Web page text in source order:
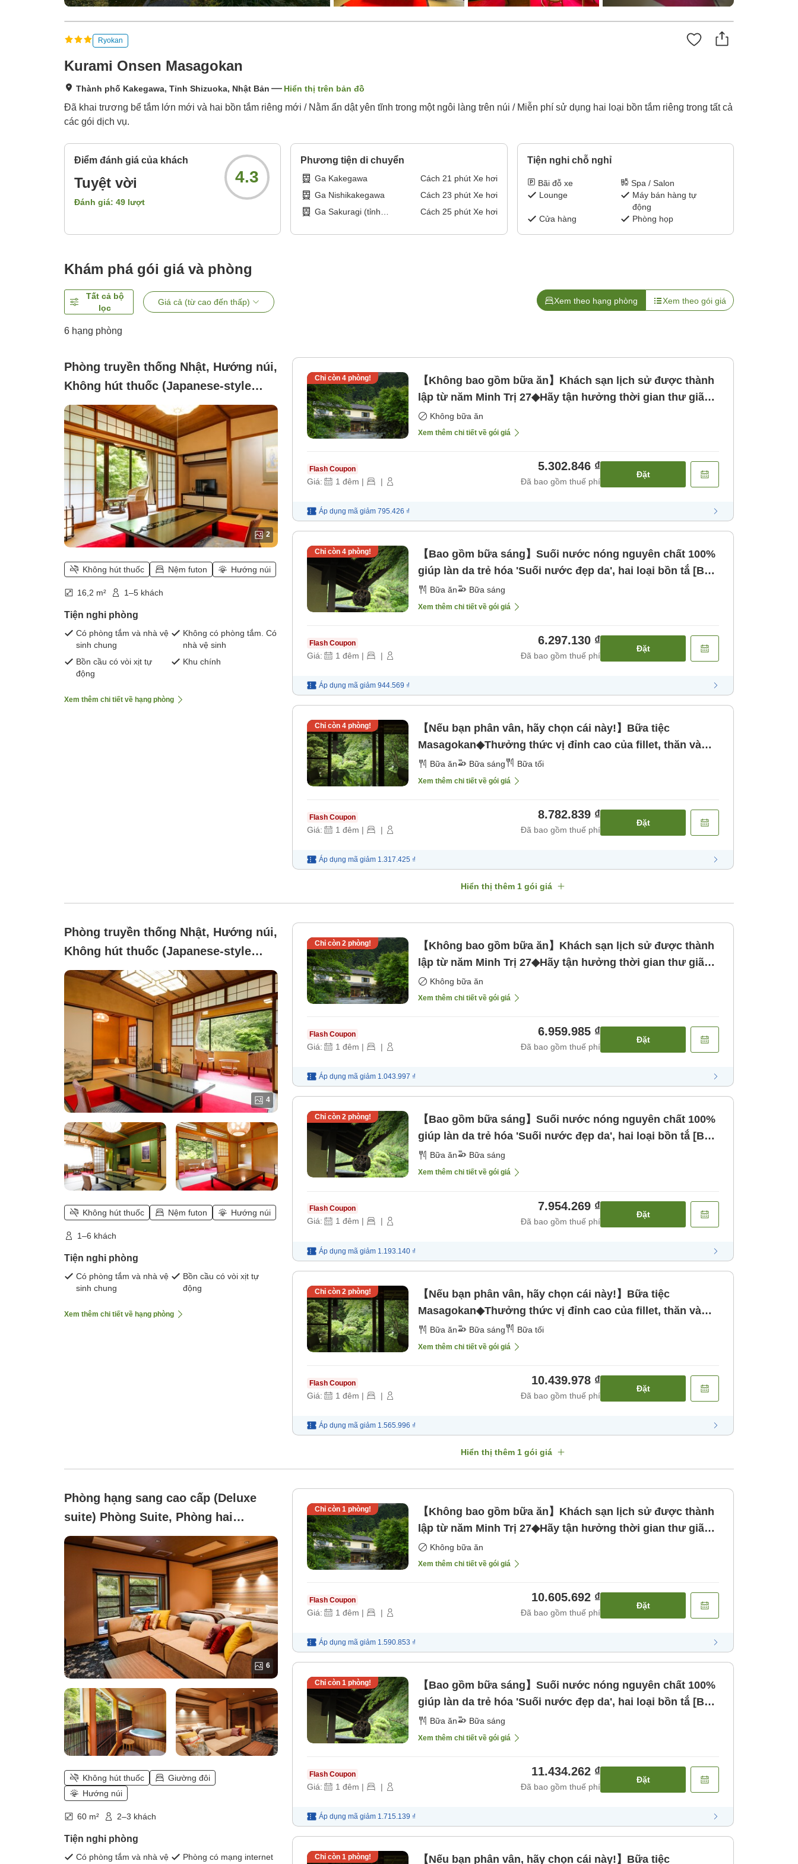
Ryokan
Kurami Onsen Masagokan
Thành phố Kakegawa, Tỉnh Shizuoka, Nhật Bản Hiển thị trên bản đồ
Đã khai trương bể tắm lớn mới và hai bồn tắm riêng mới / Nằm ẩn dật yên tĩnh trong một ngôi làng trên núi / Miễn phí sử dụng hai loại bồn tắm riêng trong tất cả
các gói dịch vụ.
Điểm đánh giá của khách
Tuyệt vời
Đánh giá: 49 lượt
4.3
Phương tiện di chuyển
Ga Kakegawa Cách 21 phút Xe hơi
Ga Nishikakegawa
Cách 23 phút Xe hơi
Ga Sakuragi (tỉnh
Cách 25phút Xe hơi
Tiện nghi chỗ nghỉ
Bãi đỗ xe
Spa / Salon
Lounge
Máy bán hàng tự
động
Cửa hàng
Phòng họp
Khám phá gói giá và phòng
Tất cả bộ
lọc
Giá cả (từ cao đến thấp) Xem theo hạng phòng Xem theo gói giá
6 hạng phòng
Phòng truyền thống Nhật, Hướng núi,
Không hút thuốc (Japanese-style
room with 10 tatami mats (with toilet
and sink))
2
Không hút thuốc Nệm futon Hướng núi
16,2 m² 1–5 khách
Tiện nghi phòng
Có phòng tắm và nhà vệ
sinh chung
Không có phòng tắm. Có
nhà vệ sinh
Bồn cầu có vòi xịt tự
động
Khu chính
Xem thêm chi tiết về hạng phòng
Chỉ còn 4phòng!
【Không bao gồm bữa ăn】Khách sạn lịch sử được thành
lập từ năm Minh Trị 27◆Hãy tận hưởng thời gian thư giã
[Không bao gồm bữa ăn]
Không bữa ăn
Xem thêm chi tiết về gói giá
Flash Coupon
Giá: 1 đêm | |
5.302.846 ₫
Đã bao gồm thuế phí
Đặt
Áp dụng mã giảm 795.426 ₫
Chỉ còn 4phòng!
【Bao gồm bữa sáng】Suối nước nóng nguyên chất 100%
giúp làn da trẻ hóa 'Suối nước đẹp da', hai loại bồn tắ [Bữa
sáng]
Bữa ăn Bữa sáng
Xem thêm chi tiết về gói giá
Flash Coupon
Giá: 1 đêm | |
6.297.130 ₫
Đã bao gồm thuế phí
Đặt
Áp dụng mã giảm 944.569 ₫
Chỉ còn 4phòng!
【Nếu bạn phân vân, hãy chọn cái này!】Bữa tiệc
Masagokan◆Thưởng thức vị đỉnh cao của fillet, thăn và
phần [Bữa sáng] [Bữa tối]
Bữa ăn Bữa sáng Bữa tối
Xem thêm chi tiết về gói giá
Flash Coupon
Giá: 1 đêm | |
8.782.839 ₫
Đã bao gồm thuế phí
Đặt
Áp dụng mã giảm 1.317.425 ₫
Hiển thị thêm 1 gói giá
Phòng truyền thống Nhật, Hướng núi,
Không hút thuốc (Japanese-style
room with 10 tatami mats + 4.5
tatami mats + wide veranda (with
toilet, washbasin, and hot spring
bath) / 2nd floor)
4
Không hút thuốc Nệm futon Hướng núi
1–6 khách
Tiện nghi phòng
Có phòng tắm và nhà vệ
sinh chung
Bồn cầu có vòi xịt tự
động
Xem thêm chi tiết về hạng phòng
Chỉ còn 2phòng!
【Không bao gồm bữa ăn】Khách sạn lịch sử được thành
lập từ năm Minh Trị 27◆Hãy tận hưởng thời gian thư giã
[Không bao gồm bữa ăn]
Không bữa ăn
Xem thêm chi tiết về gói giá
Flash Coupon
Giá: 1 đêm | |
6.959.985 ₫
Đã bao gồm thuế phí
Đặt
Áp dụng mã giảm 1.043.997 ₫
Chỉ còn 2phòng!
【Bao gồm bữa sáng】Suối nước nóng nguyên chất 100%
giúp làn da trẻ hóa 'Suối nước đẹp da', hai loại bồn tắ [Bữa
sáng]
Bữa ăn Bữa sáng
Xem thêm chi tiết về gói giá
Flash Coupon
Giá: 1 đêm | |
7.954.269 ₫
Đã bao gồm thuế phí
Đặt
Áp dụng mã giảm 1.193.140 ₫
Chỉ còn 2 phòng!
【Nếu bạn phân vân, hãy chọn cái này!】Bữa tiệc
Masagokan◆Thưởng thức vị đỉnh cao của fillet, thăn và
phần [Bữa sáng] [Bữa tối]
Bữa ăn Bữa sáng Bữa tối
Xem thêm chi tiết về gói giá
Flash Coupon
Giá: 1 đêm | |
10.439.978 ₫
Đã bao gồm thuế phí
Đặt
Áp dụng mã giảm 1.565.996 ₫
Hiển thị thêm 1 gói giá
Phòng hạng sang cao cấp (Deluxe
suite) Phòng Suite, Phòng hai
giường, Hướng núi, Không hút thuốc
([Special Room] Sound of Water
<Room with Open-Air Hot Spring>)
6
Không hút thuốc
Giường đôi
Hướng núi
60 m² 2–3 khách
Tiện nghi phòng
Có phòng tắm và nhà vệ Phòng có mạng internet
Chỉ còn 1 phòng!
【Không bao gồm bữa ăn】Khách sạn lịch sử được thành
lập từ năm Minh Trị 27◆Hãy tận hưởng thời gian thư giã
[Không bao gồm bữa ăn]
Không bữa ăn
Xem thêm chi tiết về gói giá
Flash Coupon
Giá: 1 đêm | |
10.605.692 ₫
Đã bao gồm thuế phí
Đặt
Áp dụng mã giảm 1.590.853 ₫
Chỉ còn 1 phòng!
【Bao gồm bữa sáng】Suối nước nóng nguyên chất 100%
giúp làn da trẻ hóa 'Suối nước đẹp da', hai loại bồn tắ [Bữa
sáng]
Bữa ăn Bữa sáng
Xem thêm chi tiết về gói giá
Flash Coupon
Giá: 1 đêm | |
11.434.262 ₫
Đã bao gồm thuế phí
Đặt
Áp dụng mã giảm 1.715.139 ₫
Chỉ còn 1 phòng! 【Nếu bạn phân vân, hãy chọn cái này!】Bữa tiệc